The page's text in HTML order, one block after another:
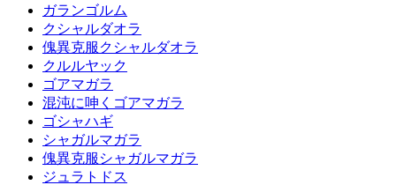
ガランゴルム
クシャルダオラ
傀異克服クシャルダオラ
クルルヤック
ゴアマガラ
混沌に呻くゴアマガラ
ゴシャハギ
シャガルマガラ
傀異克服シャガルマガラ
ジュラトドス